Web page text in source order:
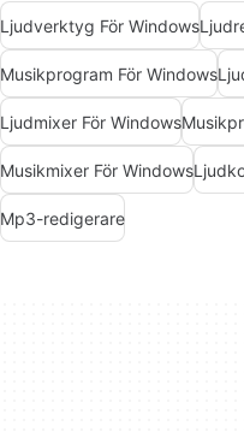
Ljudverktyg För Windows
Musikprogram För Windows
Ljudmixer För Windows
Musikmixer För Windows
Mp3-redigerare